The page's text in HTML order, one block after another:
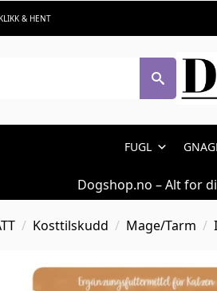
KLIKK & HENT
FUGL
Dogshop.no – Alt for
Kosttilskudd Mage/Tarm